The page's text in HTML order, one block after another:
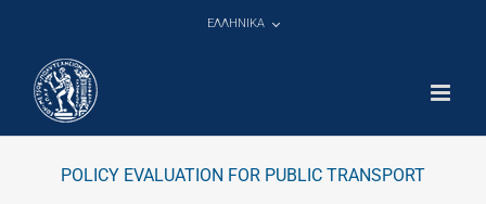
ΕΛΛΗΝΙΚΑ
POLICY EVALUATION FOR PUBLIC TRANSPORT